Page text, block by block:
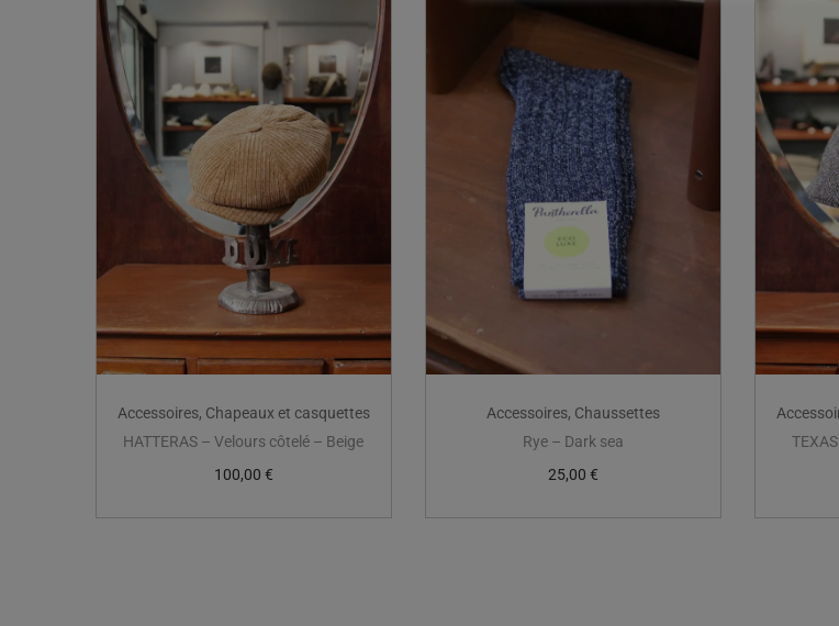
Accessoires, Chapeaux et casquettes
HATTERAS – Velours côtelé – Beige
100,00 €
Accessoires, Chaussettes
Rye – Dark sea
25,00 €